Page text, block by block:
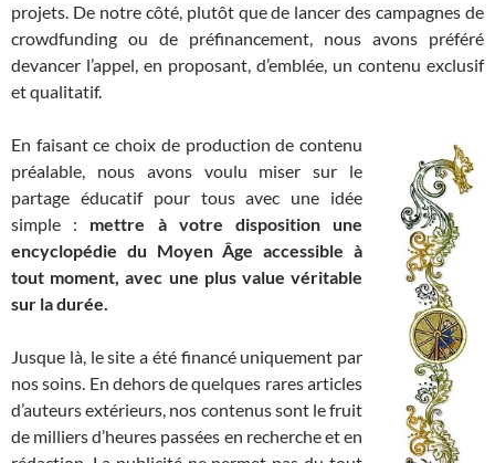
projets. De notre côté, plutôt que de lancer des campagnes de
crowdfunding ou de préfinancement, nous avons préféré
devancer l’appel, en proposant, d’emblée, un contenu exclusif
et qualitatif.
En faisant ce choix de production de contenu
préalable, nous avons voulu miser sur le
partage éducatif pour tous avec une idée
simple : mettre à votre disposition une
encyclopédie du Moyen Âge accessible à
tout moment, avec une plus value véritable
sur la durée.
Jusque là, le site a été financé uniquement par
nos soins. En dehors de quelques rares articles
d’auteurs extérieurs, nos contenus sont le fruit
de milliers d’heures passées en recherche et en